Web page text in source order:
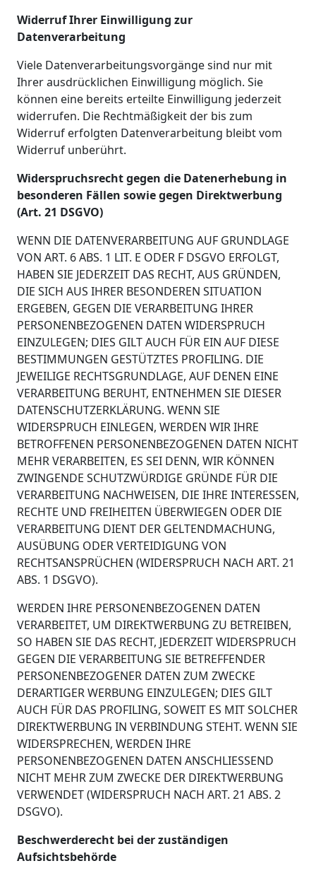
Widerruf Ihrer Einwilligung zur
Datenverarbeitung
Viele Datenverarbeitungsvorgänge sind nur mit
Ihrer ausdrücklichen Einwilligung möglich. Sie
können eine bereits erteilte Einwilligung jederzeit
widerrufen. Die Rechtmäßigkeit der bis zum
Widerruf erfolgten Datenverarbeitung bleibt vom
Widerruf unberührt.
Widerspruchsrecht gegen die Datenerhebung in
besonderen Fällen sowie gegen Direktwerbung
(Art. 21 DSGVO)
WENN DIE DATENVERARBEITUNG AUF GRUNDLAGE
VON ART. 6 ABS. 1 LIT. E ODER F DSGVO ERFOLGT,
HABEN SIE JEDERZEIT DAS RECHT, AUS GRÜNDEN,
DIE SICH AUS IHRER BESONDEREN SITUATION
ERGEBEN, GEGEN DIE VERARBEITUNG IHRER
PERSONENBEZOGENEN DATEN WIDERSPRUCH
EINZULEGEN; DIES GILT AUCH FÜR EIN AUF DIESE
BESTIMMUNGEN GESTÜTZTES PROFILING. DIE
JEWEILIGE RECHTSGRUNDLAGE, AUF DENEN EINE
VERARBEITUNG BERUHT, ENTNEHMEN SIE DIESER
DATENSCHUTZERKLÄRUNG. WENN SIE
WIDERSPRUCH EINLEGEN, WERDEN WIR IHRE
BETROFFENEN PERSONENBEZOGENEN DATEN NICHT
MEHR VERARBEITEN, ES SEI DENN, WIR KÖNNEN
ZWINGENDE SCHUTZWÜRDIGE GRÜNDE FÜR DIE
VERARBEITUNG NACHWEISEN, DIE IHRE INTERESSEN,
RECHTE UND FREIHEITEN ÜBERWIEGEN ODER DIE
VERARBEITUNG DIENT DER GELTENDMACHUNG,
AUSÜBUNG ODER VERTEIDIGUNG VON
RECHTSANSPRÜCHEN (WIDERSPRUCH NACH ART. 21
ABS. 1 DSGVO).
WERDEN IHRE PERSONENBEZOGENEN DATEN
VERARBEITET, UM DIREKTWERBUNG ZU BETREIBEN,
SO HABEN SIE DAS RECHT, JEDERZEIT WIDERSPRUCH
GEGEN DIE VERARBEITUNG SIE BETREFFENDER
PERSONENBEZOGENER DATEN ZUM ZWECKE
DERARTIGER WERBUNG EINZULEGEN; DIES GILT
AUCH FÜR DAS PROFILING, SOWEIT ES MIT SOLCHER
DIREKTWERBUNG IN VERBINDUNG STEHT. WENN SIE
WIDERSPRECHEN, WERDEN IHRE
PERSONENBEZOGENEN DATEN ANSCHLIESSEND
NICHT MEHR ZUM ZWECKE DER DIREKTWERBUNG
VERWENDET (WIDERSPRUCH NACH ART. 21 ABS. 2
DSGVO).
Beschwerderecht bei der zuständigen
Aufsichtsbehörde